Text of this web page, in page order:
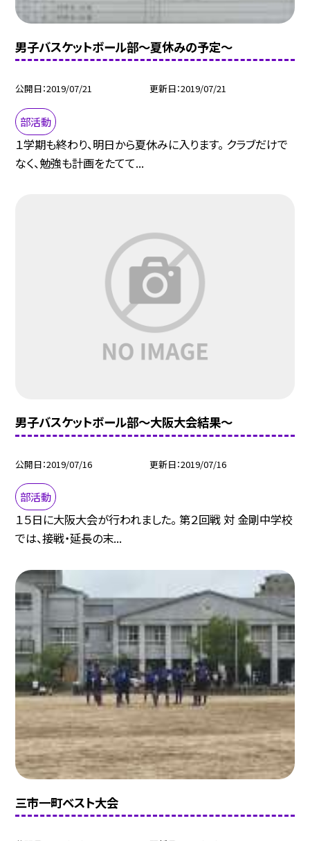
男子バスケットボール部〜夏休みの予定〜
公開日 2019/07/21 更新日 2019/07/21
部活動
１学期も終わり、明日から夏休みに入ります。 クラブだけで
なく、勉強も計画をたてて...
男子バスケットボール部〜大阪大会結果〜
公開日 2019/07/16 更新日 2019/07/16
部活動
１５日に大阪大会が行われました。 第２回戦 対 金剛中学校
では、接戦・延長の末...
三市一町ベスト大会